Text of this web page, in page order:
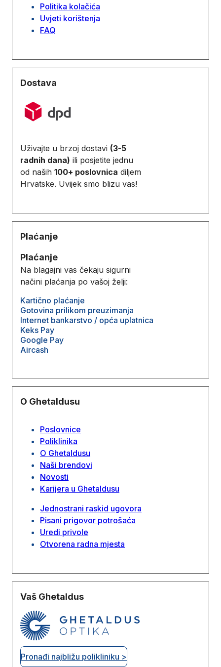
Politika kolačića
Uvjeti korištenja
FAQ
Dostava
Uživajte u brzoj dostavi (3-5
radnih dana) ili posjetite jednu
od naših 100+ poslovnica diljem
Hrvatske. Uvijek smo blizu vas!
Plaćanje
Plaćanje
Na blagajni vas čekaju sigurni
načini plaćanja po vašoj želji:
Kartično plaćanje
Gotovina prilikom preuzimanja
Internet bankarstvo / opća uplatnica
Keks Pay
Google Pay
Aircash
O Ghetaldusu
Poslovnice
Poliklinika
O Ghetaldusu
Naši brendovi
Novosti
Karijera u Ghetaldusu
Jednostrani raskid ugovora
Pisani prigovor potrošaća
Uredi privole
Otvorena radna mjesta
Vaš Ghetaldus
Pronađi najbližu polikliniku >